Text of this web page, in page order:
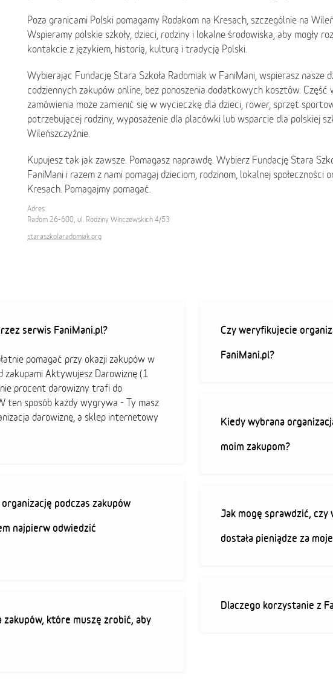
Poza granicami Polski pomagamy Rodakom na Kresach, szczególnie na
Wspieramy polskie szkoły, dzieci, rodziny i lokalne środowiska, aby mogły
kontakcie z językiem, historią, kulturą i tradycją Polski.
Wybierając Fundację Stara Szkoła Radomiak w FaniMani, wspierasz nasze
codziennych zakupów online, bez ponoszenia dodatkowych kosztów.
zamówienia może zamienić się w wycieczkę dla dzieci, rower, sprzęt
potrzebującej rodziny, wyposażenie dla placówki lub wsparcie dla polskiej
Wileńszczyźnie.
Kupujesz tak jak zawsze. Pomagasz naprawdę. Wybierz Fundację Stara
FaniMani i razem z nami pomagaj dzieciom, rodzinom, lokalnej społeczności
Kresach. Pomagajmy pomagać.
Adres:
Radom 26-600, ul. Rodziny Winczewskich 4/53
staraszkolaradomiak.org
serwis FaniMani.pl?
pomagać przy okazji zakupów w
zakupami Aktywujesz Darowiznę (1
procent darowizny trafi do
ten sposób każdy wygrywa - Ty masz
darowiznę, a sklep internetowy
podczas zakupów
najpierw odwiedzić
które muszę zrobić, aby
Czy weryfikujecie
FaniMani.pl?
Kiedy wybrana
moim zakupom?
Jak mogę sprawdzić, czy
dostała pieniądze za
Dlaczego korzystanie z